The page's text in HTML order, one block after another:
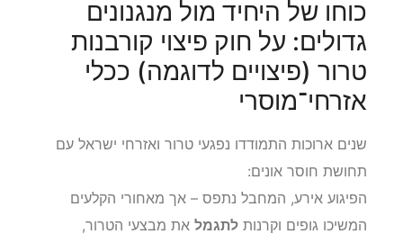
כוחו של היחיד מול מנגנונים
גדולים: על חוק פיצוי קורבנות
טרור (פיצויים לדוגמה) ככלי
אזרחי־מוסרי
שנים ארוכות התמודדו נפגעי טרור ואזרחי ישראל עם
תחושת חוסר אונים:
הפיגוע אירע, המחבל נתפס – אך מאחורי הקלעים
המשיכו גופים וקרנות לתגמל את מבצעי הטרור,